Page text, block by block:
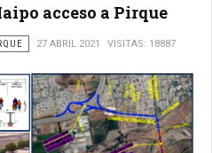
acceso a Pirque
27 ABRIL 2021 VISITAS: 18887